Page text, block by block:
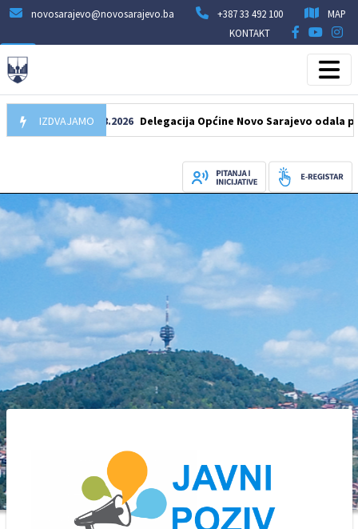
novosarajevo@novosarajevo.ba +387 33 492 100
MAP
KONTAKT
IZDVAJAMO
07.08.2026 Delegacija Općine Novo Sarajevo odala počast